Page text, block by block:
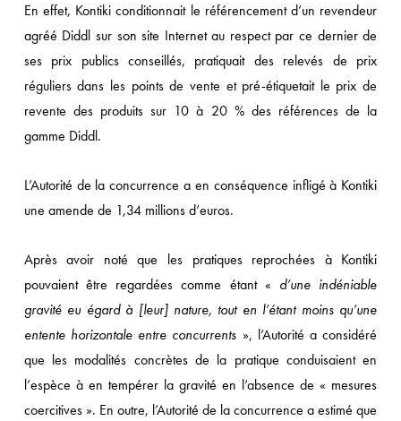
En effet, Kontiki conditionnait le référencement d’un revendeur
agréé Diddl sur son site Internet au respect par ce dernier de
ses prix publics conseillés, pratiquait des relevés de prix
réguliers dans les points de vente et pré-étiquetait le prix de
revente des produits sur 10 à 20 % des références de la
gamme Diddl.
L’Autorité de la concurrence a en conséquence infligé à Kontiki
une amende de 1,34 millions d’euros.
Après avoir noté que les pratiques reprochées à Kontiki
pouvaient être regardées comme étant « d’une indéniable
gravité eu égard à [leur] nature, tout en l’étant moins qu’une
entente horizontale entre concurrents », l’Autorité a considéré
que les modalités concrètes de la pratique conduisaient en
l’espèce à en tempérer la gravité en l’absence de « mesures
coercitives ». En outre, l’Autorité de la concurrence a estimé que